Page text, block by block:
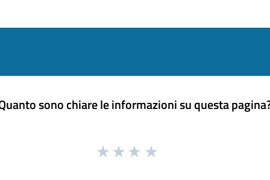
sono chiare le informazioni su questa